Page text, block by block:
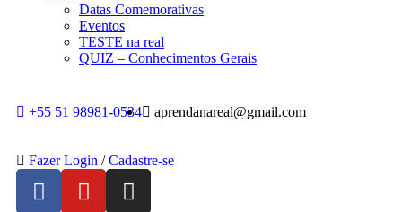
Datas Comemorativas
Eventos
TESTE na real
QUIZ – Conhecimentos Gerais
+55 51 98981-0534 aprendanareal@gmail.com
Fazer Login / Cadastre-se